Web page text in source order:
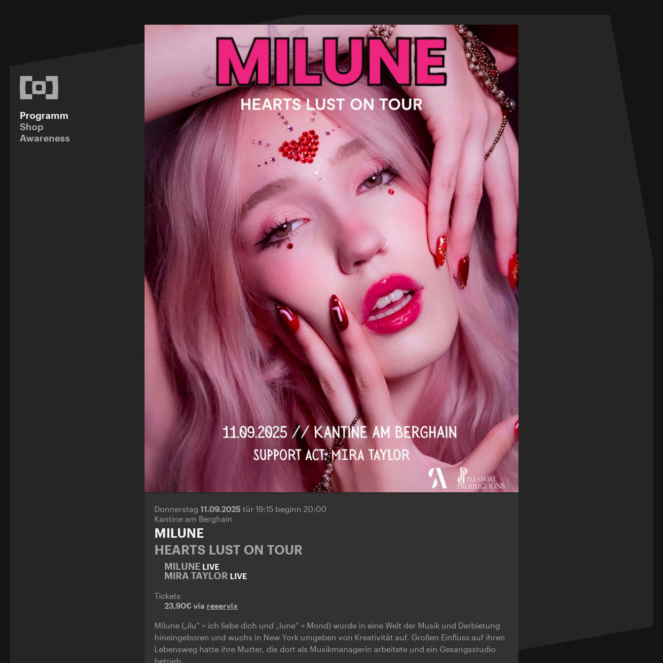
Programm
Shop
Awareness
Donnerstag 11.09.2025 tür 19:15 beginn 20:00
Kantine am Berghain
MILUNE
HEARTS LUST ON TOUR
MILUNE LIVE
MIRA TAYLOR LIVE
Tickets
23,90€ via reservix
Milune („ilu“ = ich liebe dich und „lune“ = Mond) wurde in eine Welt der Musik und Darbietung
hineingeboren und wuchs in New York umgeben von Kreativität auf. Großen Einfluss auf ihren
Lebensweg hatte ihre Mutter, die dort als Musikmanagerin arbeitete und ein Gesangsstudio
betrieb.